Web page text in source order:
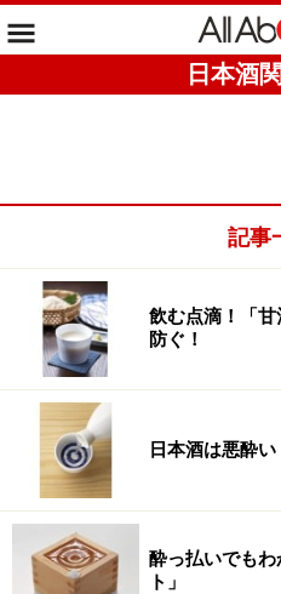
日本酒
記事
飲む点滴！「
防ぐ！
日本酒は悪酔
酔っ払いでも
ト」